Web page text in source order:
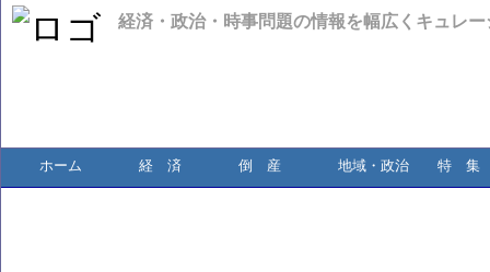
経済・政治・時事問題の情報を幅広くキュレ
ホーム 経 済 倒 産 地域・政治 特 集